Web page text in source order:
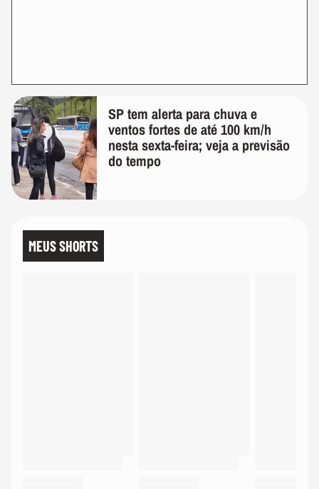
SP tem alerta para chuva e
ventos fortes de até 100 km/h
nesta sexta-feira; veja a previsão
do tempo
MEUS SHORTS